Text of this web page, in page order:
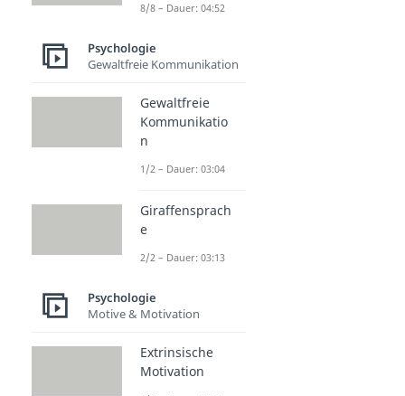
8/8 – Dauer: 04:52
Psychologie
Gewaltfreie Kommunikation
Gewaltfreie
Kommunikatio
n
1/2 – Dauer: 03:04
Giraffensprach
e
2/2 – Dauer: 03:13
Psychologie
Motive & Motivation
Extrinsische
Motivation